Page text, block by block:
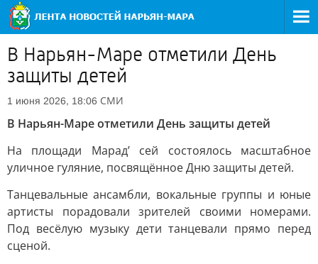
В Нарьян-Маре отметили День
защиты детей
1 июня 2026, 18:06 СМИ
В Нарьян-Маре отметили День защиты детей
На площади Марад’ сей состоялось масштабное
уличное гуляние, посвящённое Дню защиты детей.
Танцевальные ансамбли, вокальные группы и юные
артисты порадовали зрителей своими номерами.
Под весёлую музыку дети танцевали прямо перед
сценой.